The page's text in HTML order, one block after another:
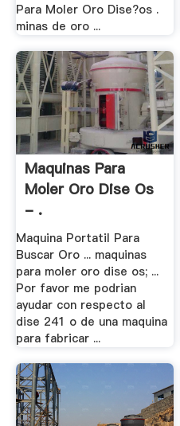
Para Moler Oro Dise?os .
minas de oro ...
Maquinas Para
Moler Oro Dise Os
- .
Maquina Portatil Para
Buscar Oro ... maquinas
para moler oro dise os; ...
Por favor me podrian
ayudar con respecto al
dise 241 o de una maquina
para fabricar ...